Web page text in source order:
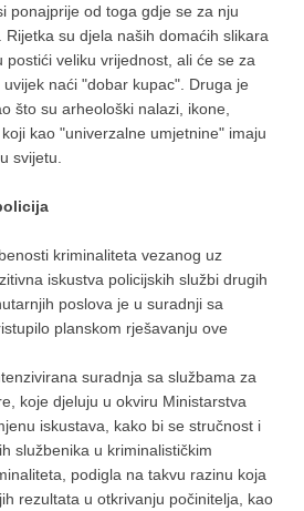
ponajprije od toga gdje se za nju
Rijetka su djela naših domaćih slikara
postići veliku vrijednost, ali će se za
naći "dobar kupac". Druga je
što su arheološki nalazi, ikone,
kao "univerzalne umjetnine" imaju
u svijetu.
kriminaliteta vezanog uz
iskustva policijskih službi drugih
poslova je u suradnji sa
planskom rješavanju ove
suradnja sa službama za
koje djeluju u okviru Ministarstva
iskustava, kako bi se stručnost i
službenika u kriminalističkim
podigla na takvu razinu koja
rezultata u otkrivanju počinitelja, kao